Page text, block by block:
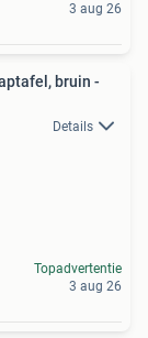
3 aug 26
bruin -
Details
Topadvertentie
3 aug 26